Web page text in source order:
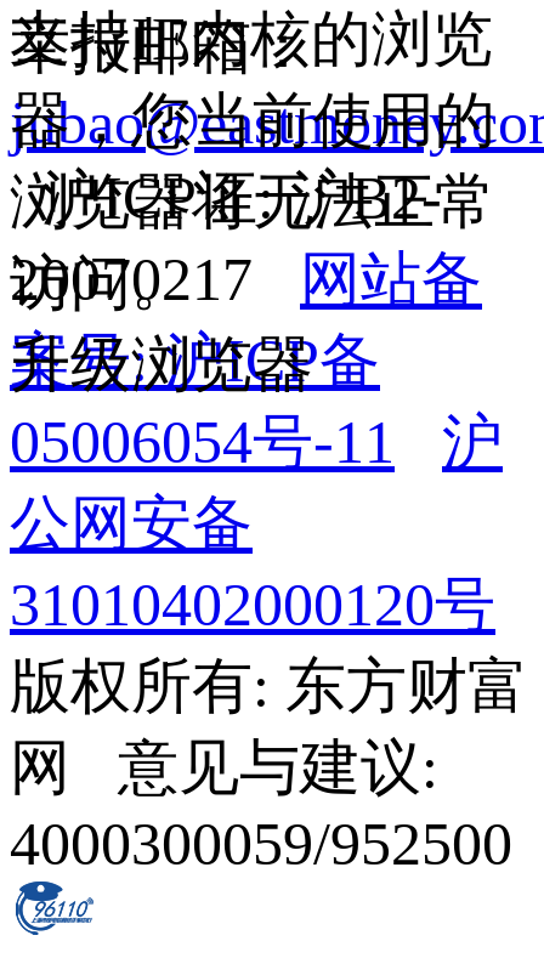
举报邮箱：
沪ICP证: 沪B2-
20070217
网站备
案号: 沪ICP备
05006054号-11
沪
公网安备
31010402000120号
版权所有: 东方财富
网 意见与建议:
4000300059/952500
支持IE内核的浏览
器，您当前使用的
浏览器将无法正常
访问。
升级浏览器